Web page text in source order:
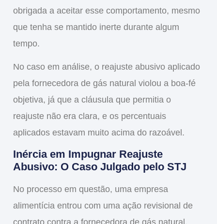
obrigada a aceitar esse comportamento, mesmo
que tenha se mantido inerte durante algum
tempo.
No caso em análise, o reajuste abusivoaplicado
pela fornecedora de gás natural violou a boa-fé
objetiva, já que a cláusula que permitia o
reajuste não era clara, e os percentuais
aplicados estavam muito acima do razoável.
Inércia em Impugnar Reajuste
Abusivo: O Caso Julgado pelo STJ
No processo em questão, uma empresa
alimentícia entrou com uma ação revisional de
contrato contra a fornecedora de gás natural,